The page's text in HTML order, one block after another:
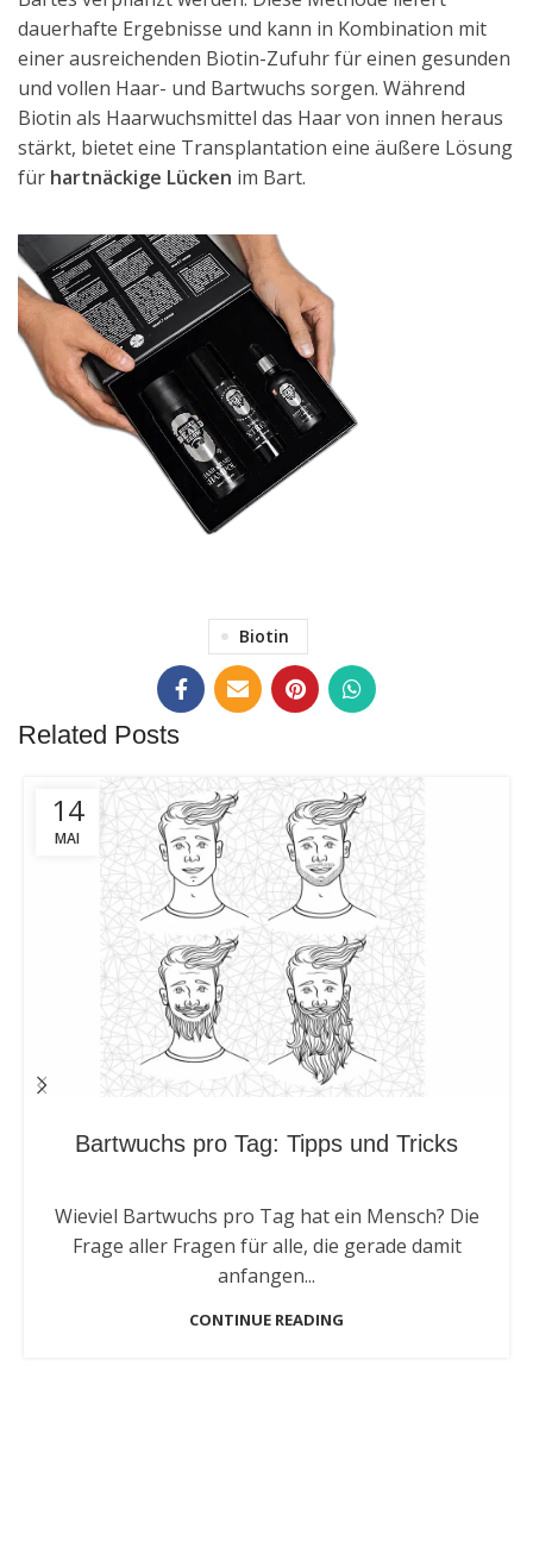
dauerhafte Ergebnisse und kann in Kombination mit
einer ausreichenden Biotin-Zufuhr für einen gesunden
und vollen Haar- und Bartwuchs sorgen. Während
Biotin als Haarwuchsmittel das Haar von innen heraus
stärkt, bietet eine Transplantation eine äußere Lösung
für hartnäckige Lücken im Bart.
BEARD GROW KIT FÜR
MEHR BARTWUCHS!
ZUM KIT
Biotin
Related Posts
14
MAI
Bartwuchs pro Tag: Tipps und Tricks
Wieviel Bartwuchs pro Tag hat ein Mensch? Die
Frage aller Fragen für alle, die gerade damit
anfangen...
CONTINUE READING